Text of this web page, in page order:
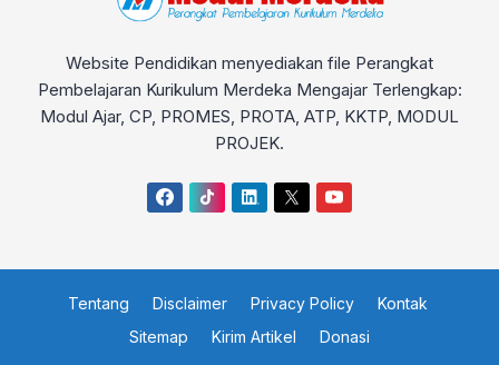
Website Pendidikan menyediakan file Perangkat
Pembelajaran Kurikulum Merdeka Mengajar Terlengkap:
Modul Ajar, CP, PROMES, PROTA, ATP, KKTP, MODUL
PROJEK.
Tentang Disclaimer Privacy Policy
Kontak
Sitemap
Kirim Artikel Donasi